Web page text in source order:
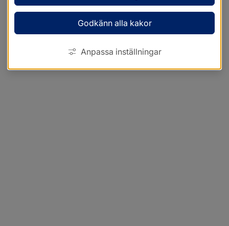
Godkänn alla kakor
Anpassa inställningar